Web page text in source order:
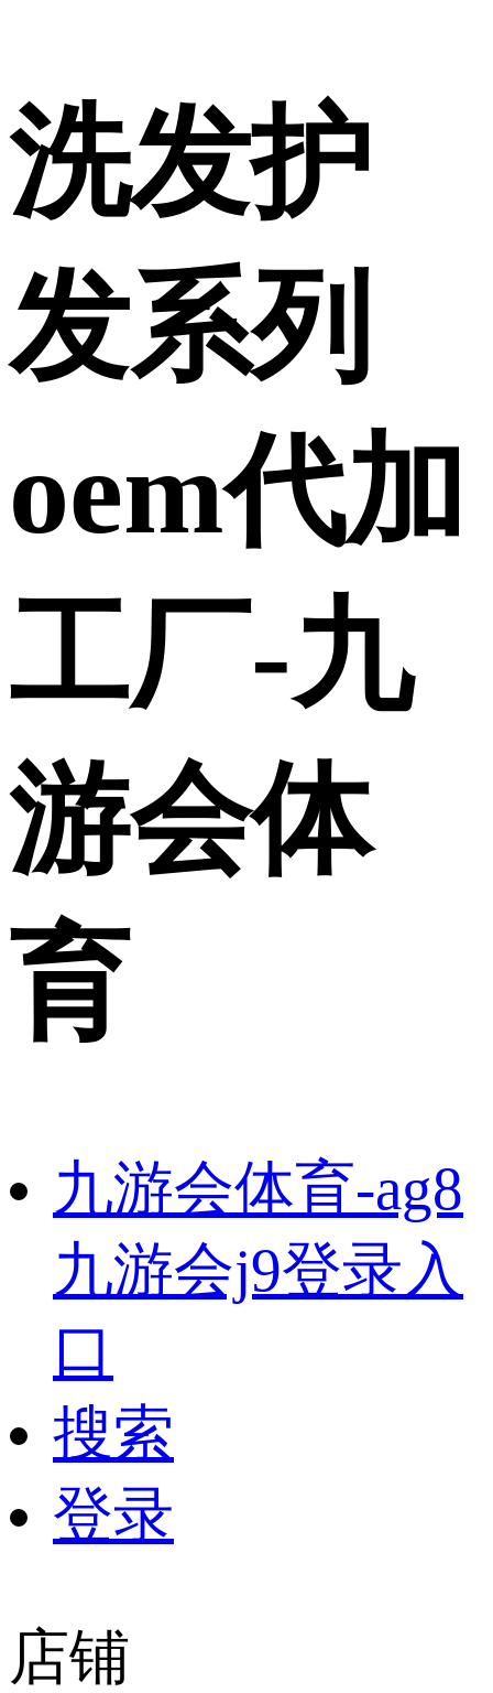
洗发护
发系列
oem代加
工厂-九
游会体
育
九游会体育-ag8
九游会j9登录入
口
搜索
登录
店铺